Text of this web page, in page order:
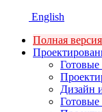
English
Полная
Готовые
Дизайн